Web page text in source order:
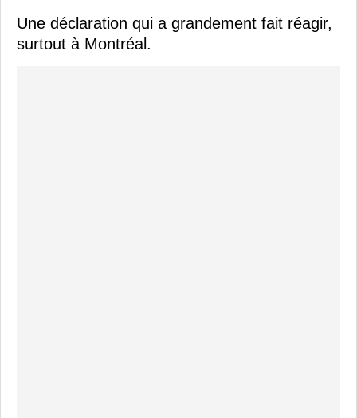
Une déclaration qui a grandement fait réagir,
surtout à Montréal.